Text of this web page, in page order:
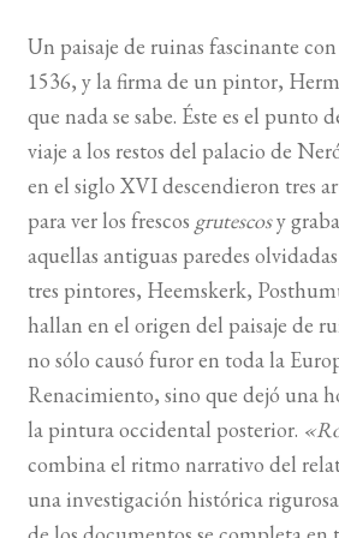
BUSCAR
LISTA
Un paisaje de ruinas fascinante
1536, y la firma de un pintor,
que nada se sabe. Éste es el punto
viaje a los restos del palacio de
en el siglo XVI descendieron tres
para ver los frescos grutescosy
aquellas antiguas paredes
tres pintores, Heemskerk,
hallan en el origen del paisaje de
no sólo causó furor en toda la
Renacimiento, sino que dejó una
la pintura occidental posterior.
combina el ritmo narrativo del
una investigación histórica